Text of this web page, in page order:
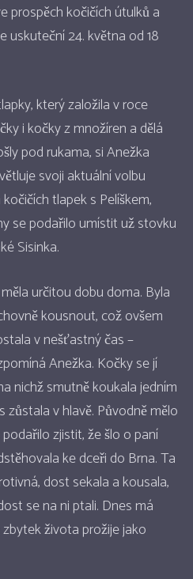
prospěch kočičích útulků a
uskuteční 24. května od 18
který založila v roce
i kočky z množíren a dělá
pod rukama, si Anežka
svoji aktuální volbu
tlapek s Pelíškem,
se podařilo umístit už stovku
Sisinka.
určitou dobu doma. Byla
kousnout, což ovšem
v nešťastný čas –
Anežka. Kočky se jí
nichž smutně koukala jedním
v hlavě. Původně mělo
zjistit, že šlo o paní
ke dceři do Brna. Ta
dost sekala a kousala,
se na ni ptali. Dnes má
života prožije jako